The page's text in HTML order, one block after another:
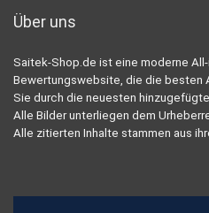
Über uns
Saitek-Shop.de ist eine moderne
Bewertungswebsite, die die besten
Sie durch die neuesten
Alle Bilder unterliegen dem
Alle zitierten Inhalte stammen aus